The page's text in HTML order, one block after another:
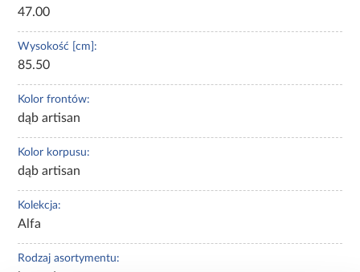
47.00
Wysokość [cm]:
85.50
Kolor frontów:
dąb artisan
Kolor korpusu:
dąb artisan
Kolekcja:
Alfa
Rodzaj asortymentu: